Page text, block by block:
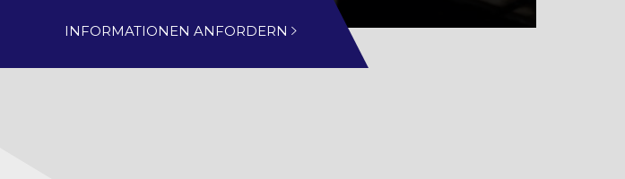
INFORMATIONEN ANFORDERN